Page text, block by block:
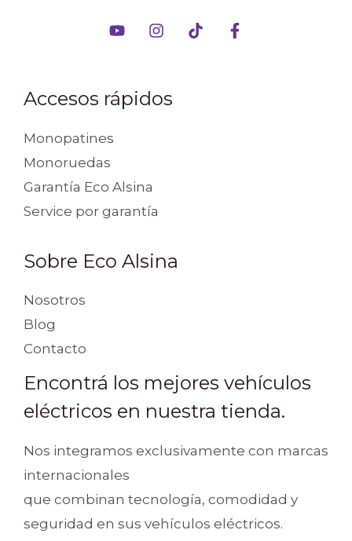
Accesos rápidos
Monopatines
Monoruedas
Garantía Eco Alsina
Service por garantía
Sobre Eco Alsina
Nosotros
Blog
Contacto
Encontrá los mejores vehículos
eléctricos en nuestra tienda.
Nos integramos exclusivamente con marcas
internacionales
que combinan tecnología, comodidad y
seguridad en sus vehículos eléctricos.